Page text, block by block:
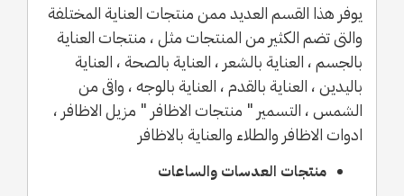
يوفر هذا القسم العديد ممن منتجات العناية المختلفة
والتى تضم الكثير من المنتجات مثل ، منتجات العناية
بالجسم ، العناية بالشعر ، العناية بالصحة ، العناية
باليدين ، العناية بالقدم ، العناية بالوجه ، واقى من
الشمس ، التسمير " منتجات الاظافر " مزيل الاظافر ،
ادوات الاظافر والطلاء والعناية بالاظافر
منتجات العدسات والساعات